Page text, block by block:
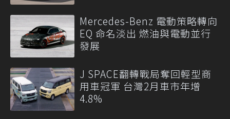
Mercedes-Benz 電動策略轉向
EQ 命名淡出 燃油與電動並行
發展
J SPACE翻轉戰局奪回輕型商
用車冠軍 台灣2月車市年增
4.8%